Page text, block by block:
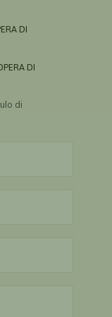
DI
DI
di